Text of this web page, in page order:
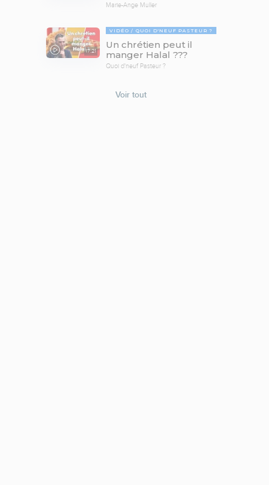
Marie-Ange Muller
17:21
VIDÉO QUOI D'NEUF PASTEUR ?
Un chrétien peut il
manger Halal ???
Quoi d'neuf Pasteur ?
Voir tout